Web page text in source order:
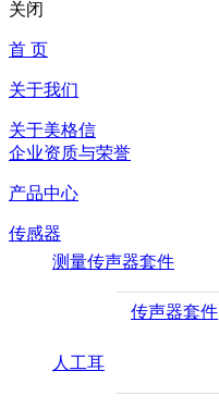
关闭
首 页
关于我们
关于美格信
企业资质与荣誉
产品中心
传感器
测量传声器套件
传声器套件
人工耳